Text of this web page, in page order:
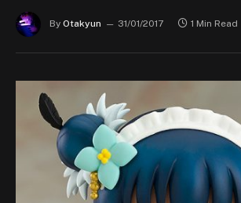
By Otakyun 31/01/2017 1 Min Read